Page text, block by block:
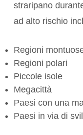
straripano
ad alto rischio
Regioni
Regioni polari
Piccole isole
Megacittà
Paesi con una
Paesi in via di